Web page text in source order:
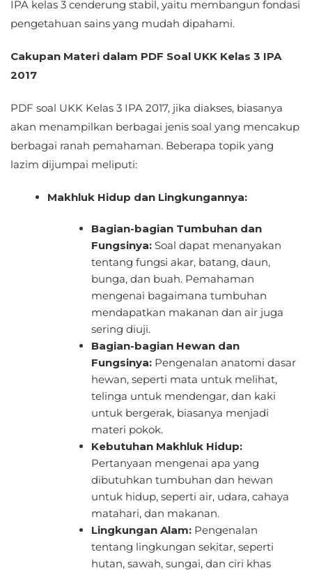
IPA kelas 3 cenderung stabil, yaitu membangun fondasi
pengetahuan sains yang mudah dipahami.
Cakupan Materi dalam PDF Soal UKK Kelas 3 IPA
2017
PDF soal UKK Kelas 3 IPA 2017, jika diakses, biasanya
akan menampilkan berbagai jenis soal yang mencakup
berbagai ranah pemahaman. Beberapa topik yang
lazim dijumpai meliputi:
Makhluk Hidup dan Lingkungannya:
Bagian-bagian Tumbuhan dan
Fungsinya:Soal dapat menanyakan
tentang fungsi akar, batang, daun,
bunga, dan buah. Pemahaman
mengenai bagaimana tumbuhan
mendapatkan makanan dan air juga
sering diuji.
Bagian-bagian Hewan dan
Fungsinya:Pengenalan anatomi dasar
hewan, seperti mata untuk melihat,
telinga untuk mendengar, dan kaki
untuk bergerak, biasanya menjadi
materi pokok.
Kebutuhan Makhluk Hidup:
Pertanyaan mengenai apa yang
dibutuhkan tumbuhan dan hewan
untuk hidup, seperti air, udara, cahaya
matahari, dan makanan.
Lingkungan Alam:Pengenalan
tentang lingkungan sekitar, seperti
hutan, sawah, sungai, dan ciri khas